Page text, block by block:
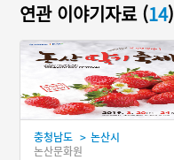
연관 이야기자료 (14)
충청남도 > 논산시
논산문화원